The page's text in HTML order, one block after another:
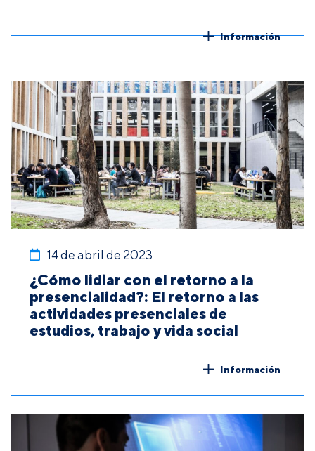
Información
14 de abril de 2023
¿Cómo lidiar con el retorno a la
presencialidad?: El retorno a las
actividades presenciales de
estudios, trabajo y vida social
Información